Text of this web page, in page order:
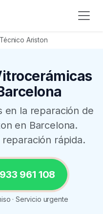
Ariston
en la reparación de
en Barcelona.
rápida.
961 108
· Servicio urgente